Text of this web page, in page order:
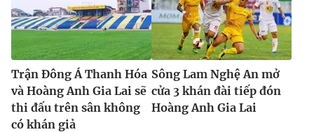
Trận Đông Á Thanh Hóa
và Hoàng Anh Gia Lai sẽ
thi đấu trên sân không
có khán giả
Sông Lam Nghệ An mở
cửa 3 khán đài tiếp đón
Hoàng Anh Gia Lai